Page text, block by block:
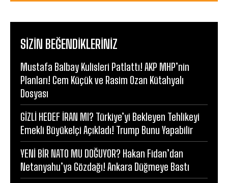
SIZIN BEĞENDIKLERINIZ
Mustafa Balbay Kulisleri Patlattı! AKP MHP’nin
Planları! Cem Küçük ve Rasim Ozan Kütahyalı
Dosyası
GİZLİ HEDEF İRAN MI? Türkiye’yi Bekleyen Tehlikeyi
Emekli Büyükelçi Açıkladı! Trump Bunu Yapabilir
YENİ BİR NATO MU DOĞUYOR? Hakan Fidan’dan
Netanyahu’ya Gözdağı! Ankara Düğmeye Bastı